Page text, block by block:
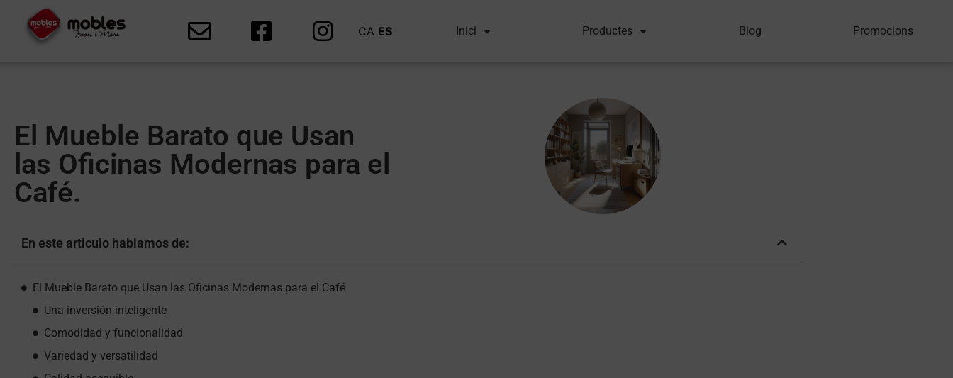
CA ES Inici Productes Blog Promocions
El Mueble Barato que Usan
las Oficinas Modernas para el
Café.
En este articulo hablamos de:
El Mueble Barato que Usan las Oficinas Modernas para el Café
Una inversión inteligente
Comodidad y funcionalidad
Variedad y versatilidad